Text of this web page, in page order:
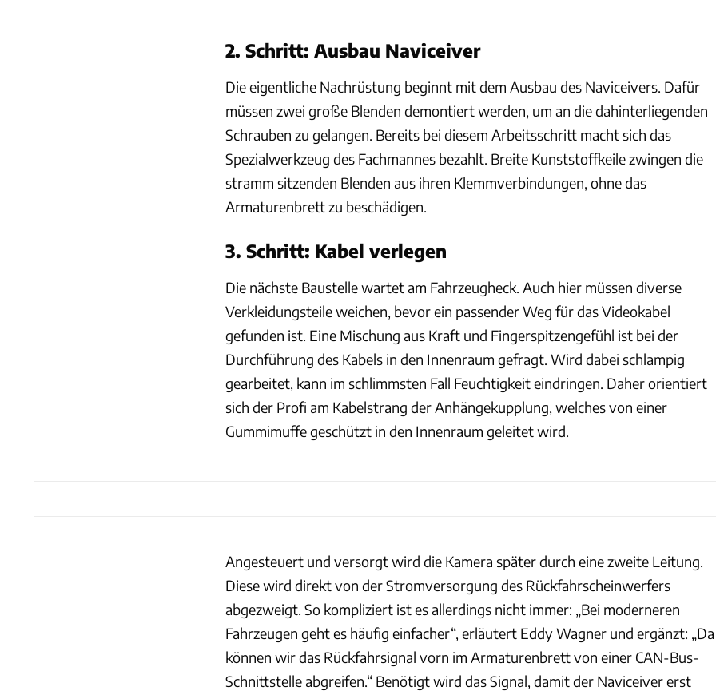
2. Schritt: Ausbau Naviceiver
Die eigentliche Nachrüstung beginnt mit dem Ausbau des Naviceivers. Dafür
müssen zwei große Blenden demontiert werden, um an die dahinterliegenden
Schrauben zu gelangen. Bereits bei diesem Arbeitsschritt macht sich das
Spezialwerkzeug des Fachmannes bezahlt. Breite Kunststoffkeile zwingen die
stramm sitzenden Blenden aus ihren Klemmverbindungen, ohne das
Armaturenbrett zu beschädigen.
3. Schritt: Kabel verlegen
Die nächste Baustelle wartet am Fahrzeugheck. Auch hier müssen diverse
Verkleidungsteile weichen, bevor ein passender Weg für das Videokabel
gefunden ist. Eine Mischung aus Kraft und Fingerspitzengefühl ist bei der
Durchführung des Kabels in den Innenraum gefragt. Wird dabei schlampig
gearbeitet, kann im schlimmsten Fall Feuchtigkeit eindringen. Daher orientiert
sich der Profi am Kabelstrang der Anhängekupplung, welches von einer
Gummimuffe geschützt in den Innenraum geleitet wird.
Angesteuert und versorgt wird die Kamera später durch eine zweite Leitung.
Diese wird direkt von der Stromversorgung des Rückfahrscheinwerfers
abgezweigt. So kompliziert ist es allerdings nicht immer: „Bei moderneren
Fahrzeugen geht es häufig einfacher“, erläutert Eddy Wagner und ergänzt: „Da
können wir das Rückfahrsignal vorn im Armaturenbrett von einer CAN-Bus-
Schnittstelle abgreifen.“ Benötigt wird das Signal, damit der Naviceiver erst